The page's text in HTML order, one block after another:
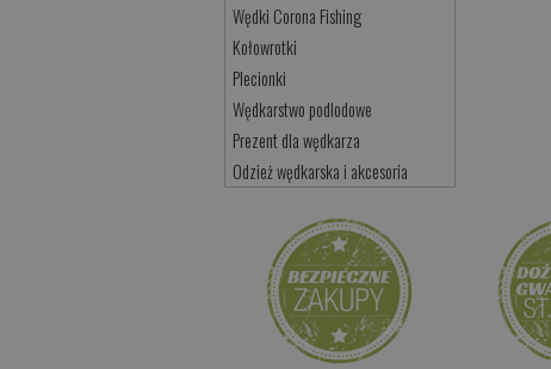
Wędki Corona Fishing
Kołowrotki
Plecionki
Wędkarstwo podlodowe
Prezent dla wędkarza
Odzież wędkarska i akcesoria